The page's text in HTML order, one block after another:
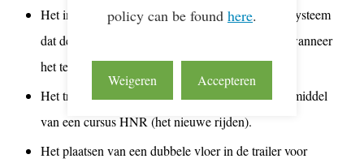
Het implementeren van TPMS, een elektronisch systeem
dat de bandenspanning bewaakt en waarschuwt wanneer
het te laag is.
Het trainen en monitoren van de chauffeurs door middel
van een cursus HNR (het nieuwe rijden).
Het plaatsen van een dubbele vloer in de trailer voor
policy can be found here.
Weigeren Accepteren